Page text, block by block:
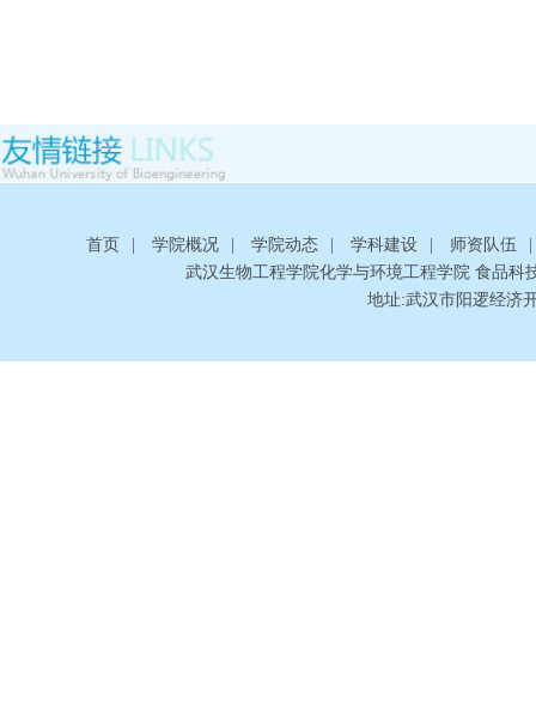
首页 学院概况 学院动态 学科建设 师资队伍
武汉生物工程学院化学与环境工程学院 食品科
地址:武汉市阳逻经济